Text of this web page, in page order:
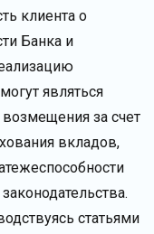
клиента о
Банка и
являться
за счет
вкладов,
статьями